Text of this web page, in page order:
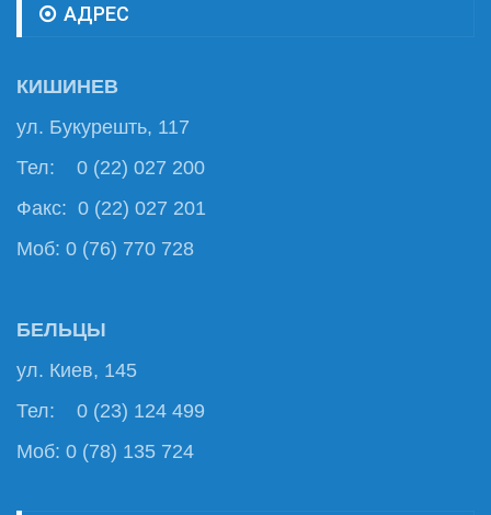
АДРЕС
КИШИНЕВ
ул. Букурешть, 117
Тел: 0 (22) 027 200
Факс: 0 (22) 027 201
Моб: 0 (76) 770 728
БЕЛЬЦЫ
ул. Киев, 145
Тел: 0 (23) 124 499
Моб: 0 (78) 135 724